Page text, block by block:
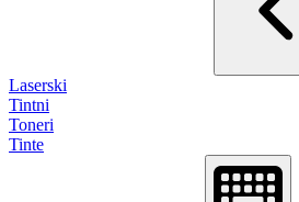
Laserski
Tintni
Toneri
Tinte